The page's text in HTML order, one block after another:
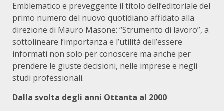
Emblematico e preveggente il titolo dell’editoriale del
primo numero del nuovo quotidiano affidato alla
direzione di Mauro Masone: “Strumento di lavoro”, a
sottolineare l’importanza e l’utilità dell’essere
informati non solo per conoscere ma anche per
prendere le giuste decisioni, nelle imprese e negli
studi professionali.
Dalla svolta degli anni Ottanta al 2000